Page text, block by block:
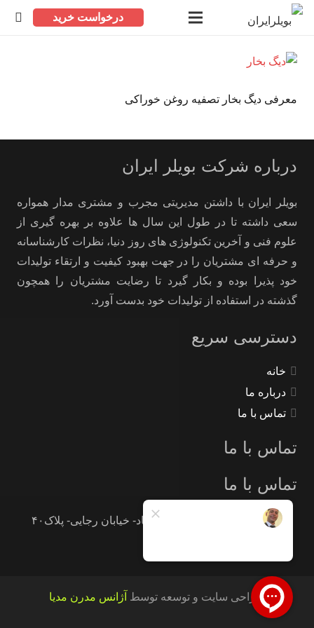
درخواست خرید
معرفی دیگ بخار تصفیه روغن خوراکی
درباره شرکت بویلر ایران
بویلر ایران با داشتن مدیریتی مجرب و مشتری مدار همواره
سعی داشته تا در طول این سال ها علاوه بر بهره گیری از
علوم فنی و آخرین تکنولوژی های روز دنیا، نظرات کارشناسانه
و حرفه ای مشتریان را در جهت بهبود کیفیت و ارتقاء تولیدات
خود پذیرا بوده و بکار گیرد تا رضایت مشتریان را همچون
گذشته در استفاده از تولیدات خود بدست آورد.
دسترسی سریع
خانه
درباره ما
تماس با ما
تماس با ما
تماس با ما
تهران -جاده خاوران -خاتون آباد- خیابان رجایی- پلاک۴۰
طراحی سایت و توسعه توسط آژانس مدرن مدیا